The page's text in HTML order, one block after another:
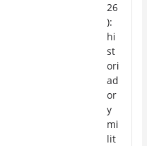
26
):
hi
st
ori
ad
or
y
mi
lit